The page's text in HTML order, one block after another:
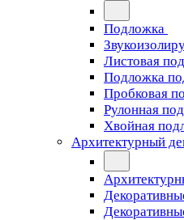
Подложка
Листовая
Подложка
Пробковая
Рулонная
Хвойная
Архитектурный